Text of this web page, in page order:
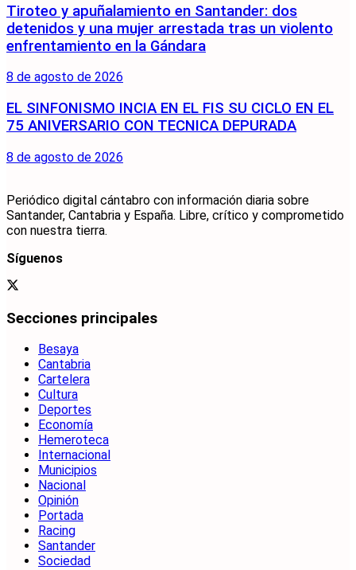
Tiroteo y apuñalamiento en Santander: dos
detenidos y una mujer arrestada tras un violento
enfrentamiento en la Gándara
8 de agosto de 2026
EL SINFONISMO INCIA EN EL FIS SU CICLO EN EL
75 ANIVERSARIO CON TECNICA DEPURADA
8 de agosto de 2026
Periódico digital cántabro con información diaria sobre
Santander, Cantabria y España. Libre, crítico y comprometido
con nuestra tierra.
Síguenos
Secciones principales
Besaya
Cantabria
Cartelera
Cultura
Deportes
Economía
Hemeroteca
Internacional
Municipios
Nacional
Opinión
Portada
Racing
Santander
Sociedad